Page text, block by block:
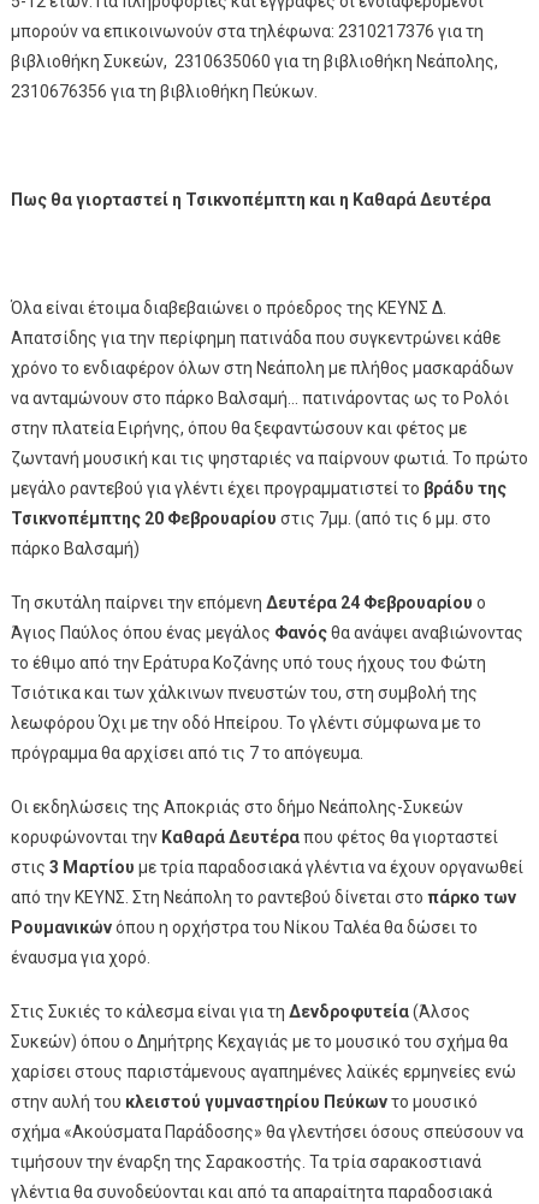
μπορούν να επικοινωνούν στα τηλέφωνα: 2310217376 για τη
βιβλιοθήκη Συκεών, 2310635060 για τη βιβλιοθήκη Νεάπολης,
2310676356 για τη βιβλιοθήκη Πεύκων.
Πως θα γιορταστεί η Τσικνοπέμπτη και η Καθαρά Δευτέρα
Όλα είναι έτοιμα διαβεβαιώνει ο πρόεδρος της ΚΕΥΝΣ Δ.
Απατσίδης για την περίφημη πατινάδα που συγκεντρώνει κάθε
χρόνο το ενδιαφέρον όλων στη Νεάπολη με πλήθος μασκαράδων
να ανταμώνουν στο πάρκο Βαλσαμή… πατινάροντας ως το Ρολόι
στην πλατεία Ειρήνης, όπου θα ξεφαντώσουν και φέτος με
ζωντανή μουσική και τις ψησταριές να παίρνουν φωτιά. Το πρώτο
μεγάλο ραντεβού για γλέντι έχει προγραμματιστεί το βράδυ της
Τσικνοπέμπτης 20 Φεβρουαρίου στις 7μμ. (από τις 6 μμ. στο
πάρκο Βαλσαμή)
Τη σκυτάλη παίρνει την επόμενη Δευτέρα 24 Φεβρουαρίου ο
Άγιος Παύλος όπου ένας μεγάλος Φανόςθα ανάψει αναβιώνοντας
το έθιμο από την Εράτυρα Κοζάνης υπό τους ήχους του Φώτη
Τσιότικα και των χάλκινων πνευστών του, στη συμβολή της
λεωφόρου Όχι με την οδό Ηπείρου. Το γλέντι σύμφωνα με το
πρόγραμμα θα αρχίσει από τις 7 το απόγευμα.
Οι εκδηλώσεις της Αποκριάς στο δήμο Νεάπολης-Συκεών
κορυφώνονται την Καθαρά Δευτέραπου φέτος θα γιορταστεί
στις 3 Μαρτίου με τρία παραδοσιακά γλέντια να έχουν οργανωθεί
από την ΚΕΥΝΣ. Στη Νεάπολη το ραντεβού δίνεται στο πάρκο των
Ρουμανικώνόπου η ορχήστρα του Νίκου Ταλέα θα δώσει το
έναυσμα για χορό.
Στις Συκιές το κάλεσμα είναι για τη Δενδροφυτεία(Άλσος
Συκεών) όπου ο Δημήτρης Κεχαγιάς με το μουσικό του σχήμα θα
χαρίσει στους παριστάμενους αγαπημένες λαϊκές ερμηνείες ενώ
στην αυλή του κλειστού γυμναστηρίου Πεύκωντο μουσικό
σχήμα «Ακούσματα Παράδοσης» θα γλεντήσει όσους σπεύσουν να
τιμήσουν την έναρξη της Σαρακοστής. Τα τρία σαρακοστιανά
γλέντια θα συνοδεύονται και από τα απαραίτητα παραδοσιακά